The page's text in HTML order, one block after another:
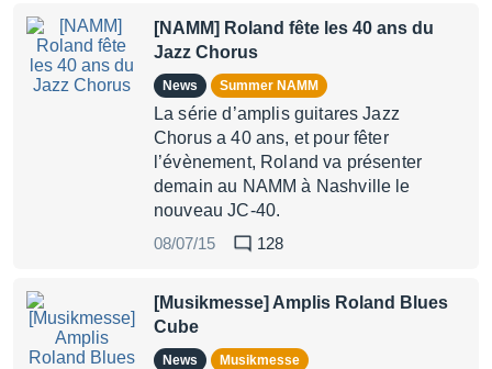
[NAMM] Roland fête les 40 ans du
Jazz Chorus
News Summer NAMM
La série d’amplis guitares Jazz
Chorus a 40 ans, et pour fêter
l’évènement, Roland va présenter
demain au NAMM à Nashville le
nouveau JC-40.
08/07/15
128
[Musikmesse] Amplis Roland Blues
Cube
News Musikmesse